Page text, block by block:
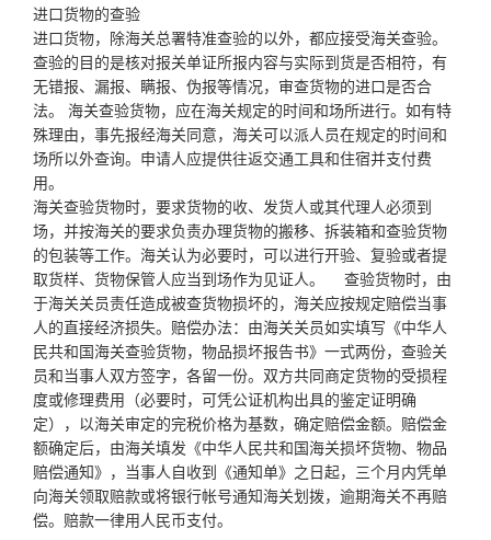
进口货物的查验
进口货物，除海关总署特准查验的以外，都应接受海关查验。
查验的目的是核对报关单证所报内容与实际到货是否相符，有
无错报、漏报、瞒报、伪报等情况，审查货物的进口是否合
法。 海关查验货物，应在海关规定的时间和场所进行。如有特
殊理由，事先报经海关同意，海关可以派人员在规定的时间和
场所以外查询。申请人应提供往返交通工具和住宿并支付费
用。
海关查验货物时，要求货物的收、发货人或其代理人必须到
场，并按海关的要求负责办理货物的搬移、拆装箱和查验货物
的包装等工作。海关认为必要时，可以进行开验、复验或者提
取货样、货物保管人应当到场作为见证人。 查验货物时，由
于海关关员责任造成被查货物损坏的，海关应按规定赔偿当事
人的直接经济损失。赔偿办法：由海关关员如实填写《中华人
民共和国海关查验货物，物品损坏报告书》一式两份，查验关
员和当事人双方签字，各留一份。双方共同商定货物的受损程
度或修理费用（必要时，可凭公证机构出具的鉴定证明确
定），以海关审定的完税价格为基数，确定赔偿金额。赔偿金
额确定后，由海关填发《中华人民共和国海关损坏货物、物品
赔偿通知》，当事人自收到《通知单》之日起，三个月内凭单
向海关领取赔款或将银行帐号通知海关划拨，逾期海关不再赔
偿。赔款一律用人民币支付。